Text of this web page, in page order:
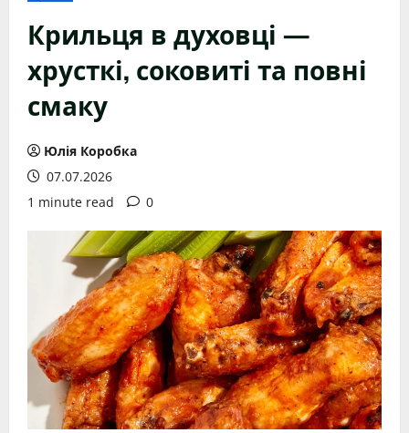
Крильця в духовці —
хрусткі, соковиті та повні
смаку
Юлія Коробка
07.07.2026
1 minute read
0